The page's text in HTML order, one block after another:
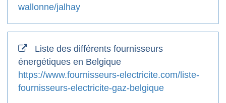
wallonne/jalhay
Liste des différents fournisseurs
énergétiques en Belgique
https://www.fournisseurs-electricite.com/liste-
fournisseurs-electricite-gaz-belgique